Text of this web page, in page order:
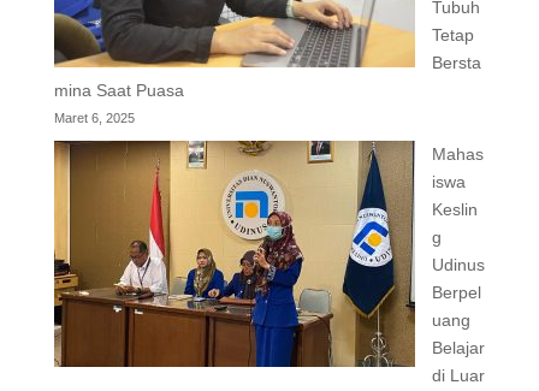
Tubuh
Tetap
Bersta
mina Saat Puasa
Maret 6, 2025
Mahas
iswa
Keslin
g
Udinus
Berpel
uang
Belajar
di Luar